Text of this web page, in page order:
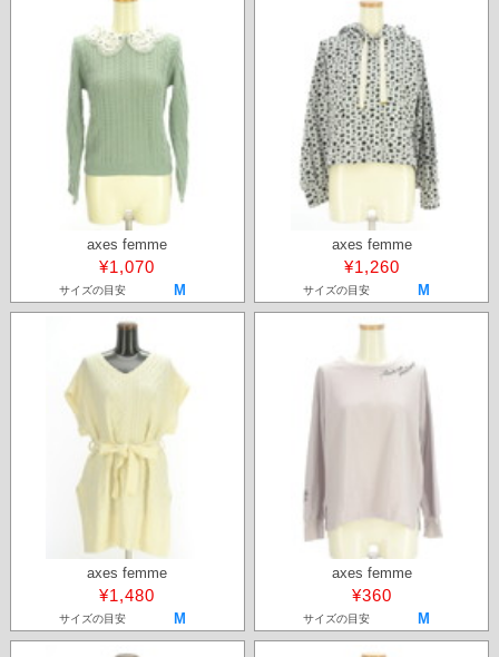
axes femme
¥1,070
サイズの目安 M
axes femme
¥1,260
サイズの目安 M
axes femme
¥1,480
サイズの目安 M
axes femme
¥360
サイズの目安 M